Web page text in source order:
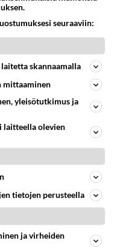
mitenkään,
on
täyteen
kunto voi olla
olet ensimmäinen,
Kommentoi
seuraaviin:
skannaamalla
mittaaminen
yleisötutkimus ja
laitteella olevien
tietojen perusteella
ja virheiden